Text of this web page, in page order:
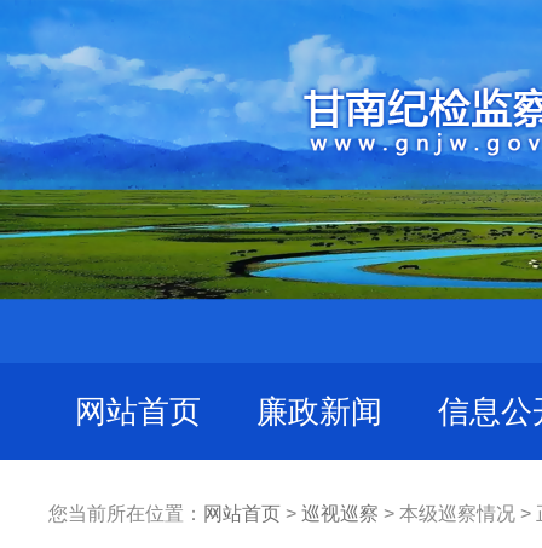
网站首页 廉政新闻 信息公
您当前所在位置： 网站首页 > 巡视巡察 > 本级巡察情况 >